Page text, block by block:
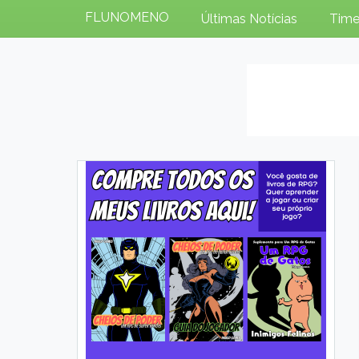
FLUNOMENO Últimas Notícias